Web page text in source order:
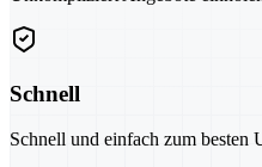
Schnell
Schnell und einfach zum besten